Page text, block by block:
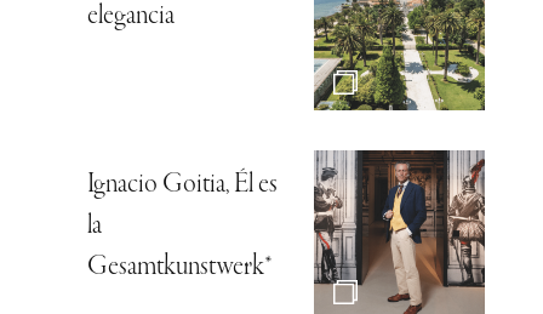
elegancia
Ignacio Goitia, Él es
la
Gesamtkunstwerk*